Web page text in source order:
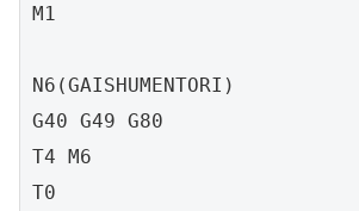
M1
N6(GAISHUMENTORI)
G40 G49 G80
T4 M6
T0